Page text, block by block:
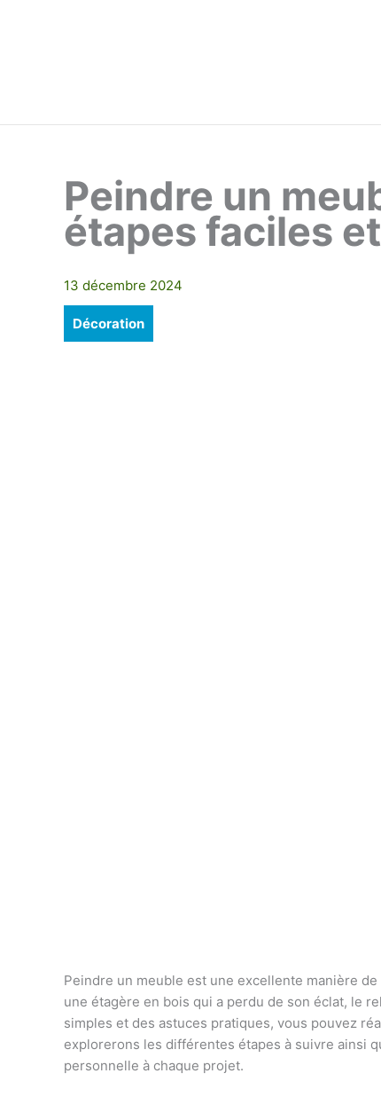
Peindre un
étapes faciles
13 décembre 2024
Décoration
Peindre un meuble est une excellente manière
une étagère en bois qui a perdu de son éclat, le
simples et des astuces pratiques, vous pouvez
explorerons les différentes étapes à suivre ainsi
personnelle à chaque projet.